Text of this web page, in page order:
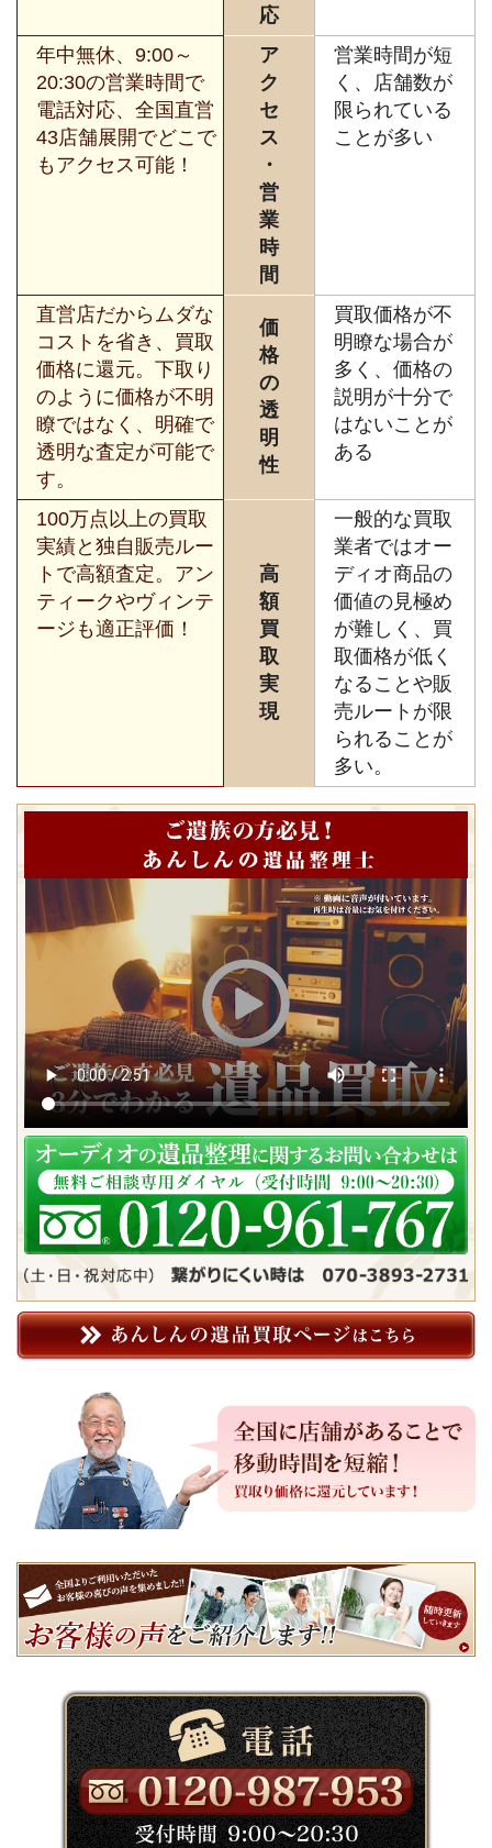
応
年中無休、9:00～
20:30の営業時間で
電話対応、全国直営
43店舗展開でどこで
もアクセス可能！
ア
ク
セ
ス
・
営
業
時
間
営業時間が短
く、店舗数が
限られている
ことが多い
直営店だからムダな
コストを省き、買取
価格に還元。下取り
のように価格が不明
瞭ではなく、明確で
透明な査定が可能で
す。
価
格
の
透
明
性
買取価格が不
明瞭な場合が
多く、価格の
説明が十分で
はないことが
ある
100万点以上の買取
実績と独自販売ルー
トで高額査定。アン
ティークやヴィンテ
ージも適正評価！
高
額
買
取
実
現
一般的な買取
業者ではオー
ディオ商品の
価値の見極め
が難しく、買
取価格が低く
なることや販
売ルートが限
られることが
多い。